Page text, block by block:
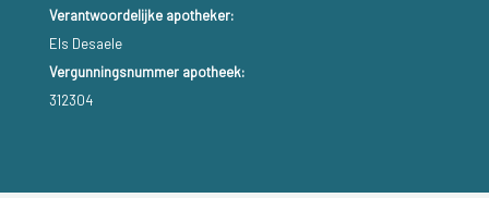
Verantwoordelijke apotheker:
Els Desaele
Vergunningsnummer apotheek:
312304